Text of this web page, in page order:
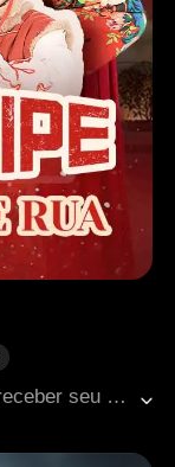
Um pai trabalhador rural, incapaz de receber seu salário, foi atacado por um empregador cruel e acabou no hospital em estado crítico. Determinada a cobrar o dinheiro devido, Kathy foi para a cidade e, inesperadamente, passou uma noite apaixonada com o CEO Vincent, sendo mal interpretada como tendo intenções ocultas. Logo depois, Kathy descobriu que estava grávida e foi expulsa do hospital por não conseguir pagar as contas médicas de seu pai. Como resultado, pai e filha foram forçados a viver nas ruas, sobrevivendo recolhendo materiais recicláveis. Determinado a garantir um futuro para seu neto não nascido, o pai arriscou sua vida novamente para cobrar seu salário. Em pânico, Kathy correu para salvá-lo, mas se viu e seu pai presos em uma crise terrível. No momento crucial, Vincent esclareceu o mal-entendido e, ao descobrir que Kathy estava esperando seu filho, veio em seu resgate a tempo. A família inteira a acolheu com amor e cuidado.